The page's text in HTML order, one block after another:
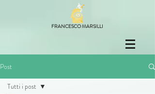
FRANCESCO MARSILLI
Post
Tutti i post